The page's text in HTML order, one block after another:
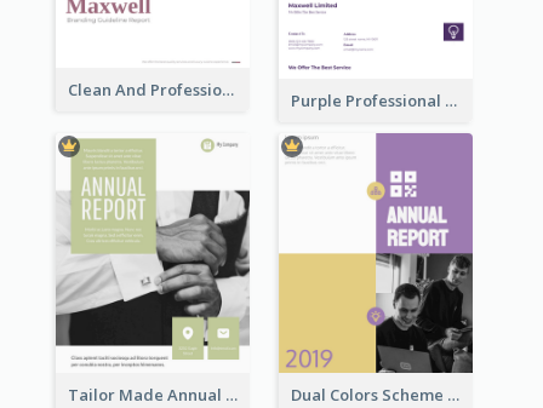
Clean And Professional Business Report Design Ideas
Purple Professional Branding Auditing Report Templates
Tailor Made Annual Report Dual Colors Scheme Annual Report